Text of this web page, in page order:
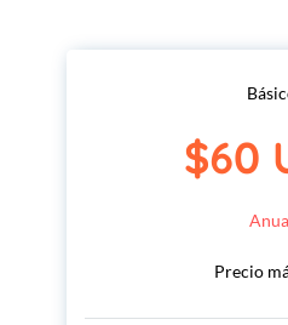
﻿$60
Precio